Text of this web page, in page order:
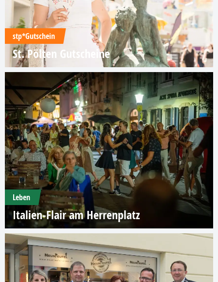
stp*Gutschein
St. Pölten Gutscheine
Leben
Italien-Flair am Herrenplatz